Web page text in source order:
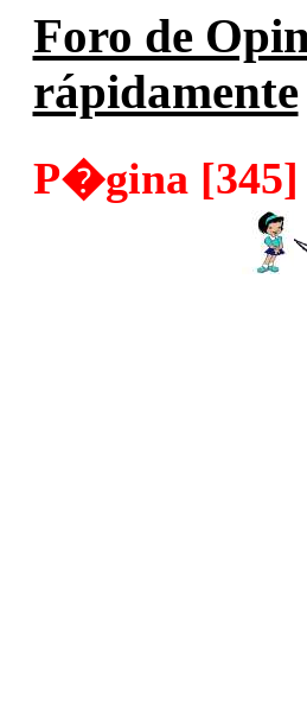
Foro de
rápidamente
P�gina [345]